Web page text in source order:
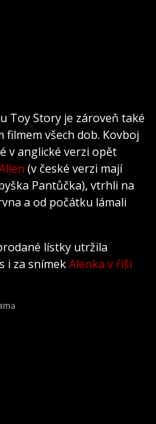
Toy Story je zároveň také
všech dob. Kovboj
v anglické verzi opět
(v české verzi mají
Pantůčka), vtrhli na
a od počátku lámali
lístky utržila
i za snímekAlenka v říši